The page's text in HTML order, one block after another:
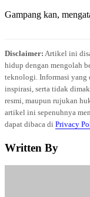
Gampang kan,
Disclaimer: Artikel ini
hidup dengan mengolah
teknologi. Informasi yang
inspirasi, serta tidak
resmi, maupun rujukan
artikel ini sepenuhnya
dapat dibaca di Privacy
Written By